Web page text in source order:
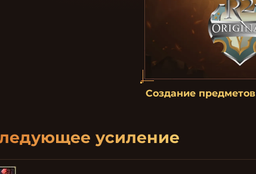
Создание предметов
усиление